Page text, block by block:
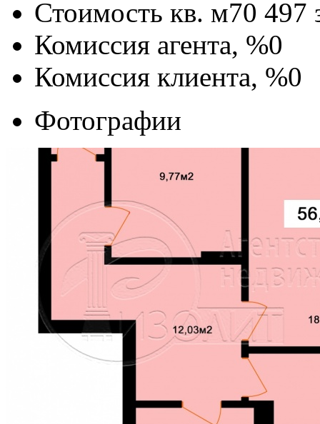
Стоимость кв. м70 497
Комиссия агента, %0
Комиссия клиента, %0
Фотографии